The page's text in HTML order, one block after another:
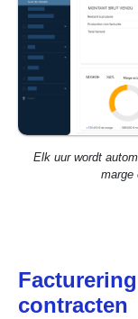
Elk uur wordt
marge
contracten